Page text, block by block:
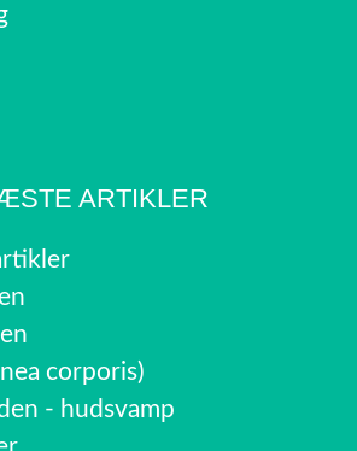
ARTIKLER
corporis)
- hudsvamp